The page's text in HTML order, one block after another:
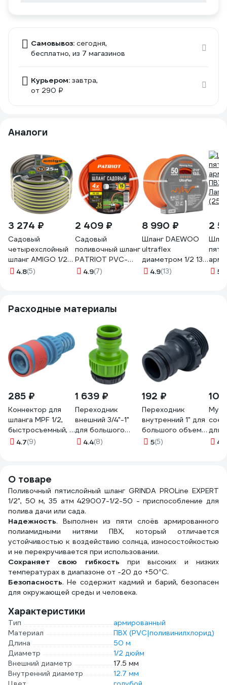
Самовывоз: сегодня,
бесплатно, из 7 магазинов
Курьером: завтра,
от 290 ₽
Аналоги
3 274 ₽
Садовый
четырехслойный
шланг AMIGO 1/2",
25 м 77159
4.8(5)
2 409 ₽
Садовый
поливочный шланг
PATRIOT PVC-
1225, 4 слоя, 1/2 ",
4.9(7)
8 990 ₽
Шланг DAEWOO
ultraflex
диаметром 1/2 13
мм, 50 м DWH 8117
4.9(13)
2
ПВХ
5
Расходные материалы
285 ₽
Коннектор для
шланга MPF 1/2,
быстросъемный, с
аквастопом, ABS
4.7(9)
1 639 ₽
Переходник
внешний 3/4"-1"
для большого
объема воды USP
4.4(8)
192 ₽
Переходник
внутренний 1" для
большого объема
воды USP 77396
5(5)
для
4.9
О товаре
Поливочный пятислойный шланг GRINDA PROLine EXPERT
1/2", 50 м, 35 атм 429007-1/2-50 - приспособление для
полива дачи или сада.
Надежность. Выполнен из пяти слоёв армированного
полиамидными нитями ПВХ, который отличается
устойчивостью к воздействию солнца, износостойкостью
и не перекручивается при использовании.
Сохраняет свою гибкость при высоких и низких
температурах в диапазоне от -20 до +50°С.
Безопасность. Не содержит кадмий и барий, безопасен
для окружающей среды и человека.
Характеристики
Тип
армированный
Материал
ПВХ (PVC|поливинилхлорид)
Длина
50 м
Диаметр
1/2 дюйм
Внешний диаметр
17.5 мм
Внутренний диаметр
12.7 мм